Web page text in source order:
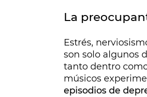
La
Estrés,
son solo algunos
tanto dentro
músicos
episodios de